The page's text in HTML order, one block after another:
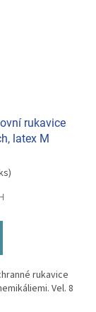
rukavice
latex M
rukavice
Vel. 8